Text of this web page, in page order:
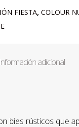
FIESTA, COLOUR
Información adicional
bies rústicos que